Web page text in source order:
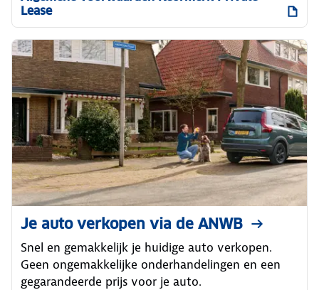
Lease
Je auto verkopen via de ANWB
Snel en gemakkelijk je huidige auto verkopen.
Geen ongemakkelijke onderhandelingen en een
gegarandeerde prijs voor je auto.